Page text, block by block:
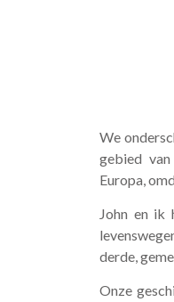
We
gebied
Europa,
John en ik
derde,
Onze